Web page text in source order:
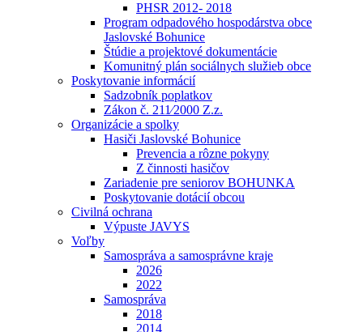
PHSR 2012- 2018
Program odpadového hospodárstva obce
Jaslovské Bohunice
Štúdie a projektové dokumentácie
Komunitný plán sociálnych služieb obce
Poskytovanie informácií
Sadzobník poplatkov
Zákon č. 211⁄2000 Z.z.
Organizácie a spolky
Hasiči Jaslovské Bohunice
Prevencia a rôzne pokyny
Z činnosti hasičov
Zariadenie pre seniorov BOHUNKA
Poskytovanie dotácií obcou
Civilná ochrana
Výpuste JAVYS
Voľby
Samospráva a samosprávne kraje
2026
2022
Samospráva
2018
2014